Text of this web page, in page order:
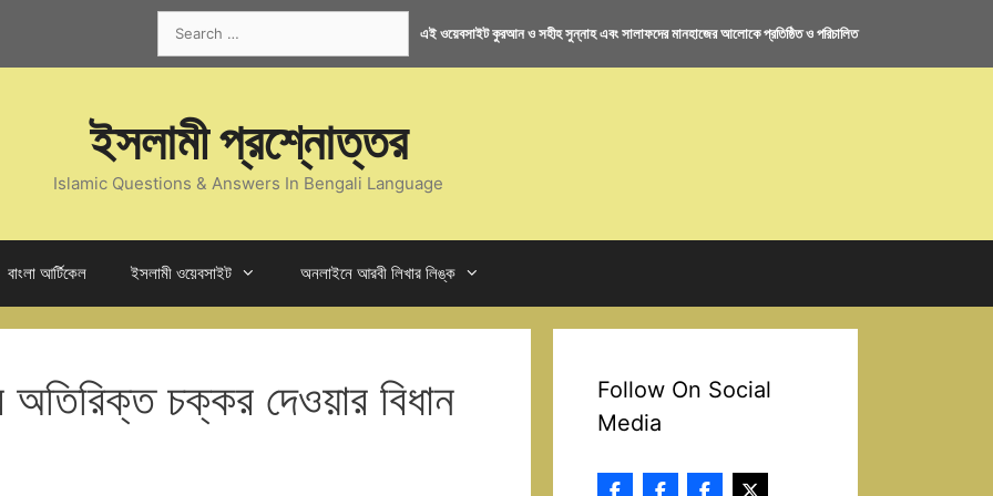
for:
এই ওয়েবসাইট কুরআন ও সহীহ সুন্নাহ এবং সালাফদের মানহাজের আলোকে প্রতিষ্ঠিত ও পরিচালিত
ইসলামী প্রশ্নোত্তর
Islamic Questions & Answers In Bengali Language
বাংলা আর্টিকেল ইসলামী ওয়েবসাইট অনলাইনে আরবী লিখার লিঙ্ক
অতিরিক্ত চক্কর দেওয়ার বিধান
Follow On Social
Media